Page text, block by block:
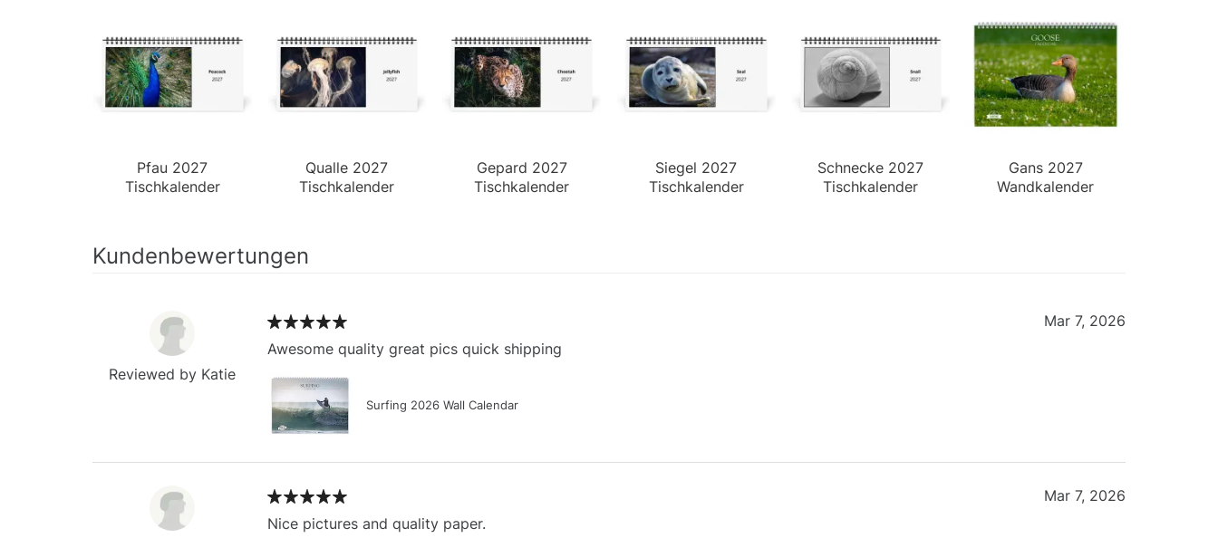
Pfau 2027
Tischkalender
Qualle 2027
Tischkalender
Gepard 2027
Tischkalender
Siegel 2027
Tischkalender
Schnecke 2027
Tischkalender
Gans 2027
Wandkalender
Kundenbewertungen
Reviewed by Katie
Awesome quality great pics quick shipping
Surfing 2026 Wall Calendar
Mar 7, 2026
Nice pictures and quality paper.
Mar 7, 2026